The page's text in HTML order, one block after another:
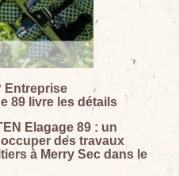
Entreprise
89 livre les détails
Elagage 89 : un
des travaux
à Merry Sec dans le